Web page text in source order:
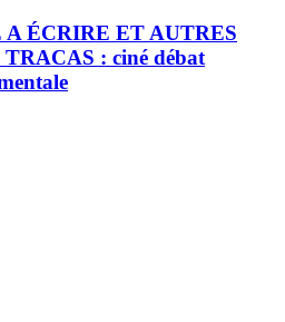
ÉCRIRE ET AUTRES
: ciné débat